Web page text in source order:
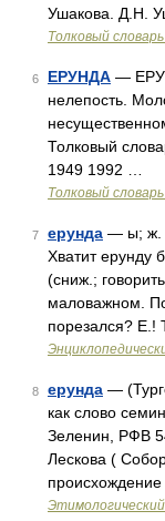
Ушакова. Д.Н.
Толковый
6 ЕРУНДА —
нелепость.
Толковый
1949 1992 …
Толковый
7 ерунда — ы; ж.
Хватит ерунду
(сниж.;
маловажном.
порезался? Е.!
8 ерунда —
как слово
Зеленин, РФВ
Лескова (